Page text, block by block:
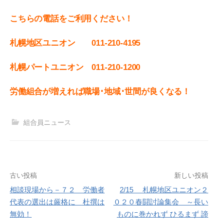
こちらの電話をご利用ください！
札幌地区ユニオン 011-210-4195
札幌パートユニオン 011‐210-1200
労働組合が増えれば職場･地域･世間が良くなる！
組合員ニュース
投
稿
ナ
古い投稿
相談現場から－７２ 労働者
代表の選出は厳格に 杜撰は
無効！
新しい投稿
2/15 札幌地区ユニオン２
０２０春闘討論集会 ～長い
ものに巻かれず ひるまず 諦